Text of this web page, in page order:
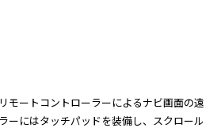
モートコントローラーによるナビ画面の遠
ーにはタッチパッドを装備し、スクロール